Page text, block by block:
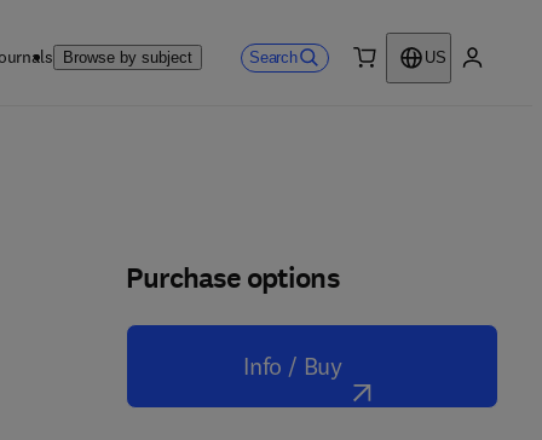
Browse by subject Search
US
Purchase options
Info / Buy